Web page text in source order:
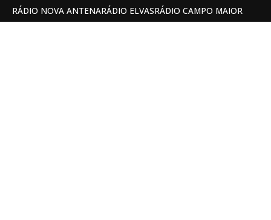
RÁDIO NOVA ANTENARÁDIO ELVASRÁDIO CAMPO MAIOR